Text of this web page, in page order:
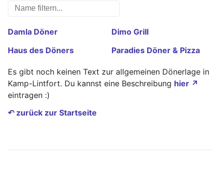
Damla Döner
Dimo Grill
Haus des Döners
Paradies Döner & Pizza
Es gibt noch keinen Text zur allgemeinen Dönerlage in
Kamp-Lintfort. Du kannst eine Beschreibung hier ↗
eintragen :)
↶ zurück zur Startseite